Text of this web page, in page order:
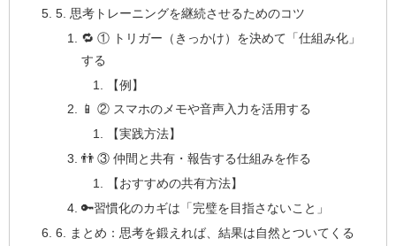
5. 思考トレーニングを継続させるためのコツ
🔁 ① トリガー（きっかけ）を決めて「仕組み化」
する
【例】
📱 ② スマホのメモや音声入力を活用する
【実践方法】
👬 ③ 仲間と共有・報告する仕組みを作る
【おすすめの共有方法】
🔑習慣化のカギは「完璧を目指さないこと」
6. まとめ：思考を鍛えれば、結果は自然とついてくる